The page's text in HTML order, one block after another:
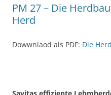
PM 27 – Die
Herd
Dowwnlaod als PDF: Die